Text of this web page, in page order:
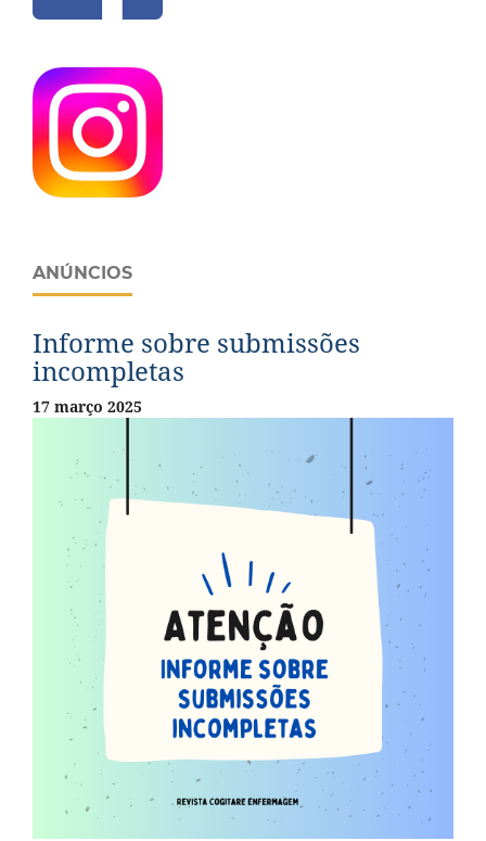
ANÚNCIOS
Informe sobre submissões
incompletas
17 março 2025